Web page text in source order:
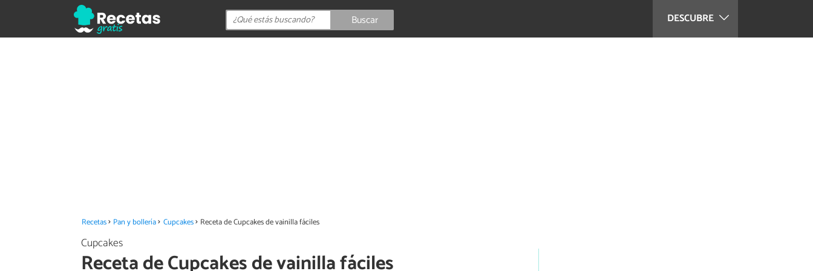
DESCUBRE
Buscar
Recetas Pan y bollería Cupcakes Receta de Cupcakes de vainilla fáciles
Cupcakes
Receta de Cupcakes de vainilla fáciles